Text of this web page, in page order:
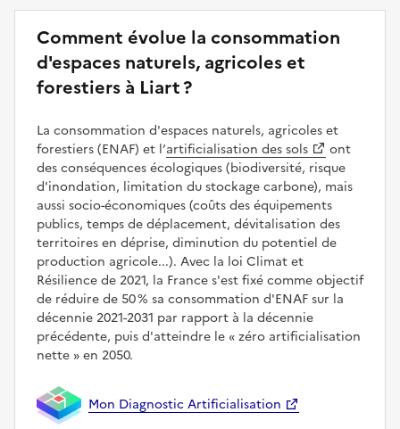
Comment évolue la consommation
d'espaces naturels, agricoles et
forestiers à Liart ?
La consommation d'espaces naturels, agricoles et
forestiers (ENAF) et l’artificialisation des sols
ont
des conséquences écologiques (biodiversité, risque
d'inondation, limitation du stockage carbone), mais
aussi socio-économiques (coûts des équipements
publics, temps de déplacement, dévitalisation des
territoires en déprise, diminution du potentiel de
production agricole...). Avec la loi Climat et
Résilience de 2021, la France s'est fixé comme objectif
de réduire de 50 % sa consommation d'ENAF sur la
décennie 2021-2031 par rapport à la décennie
précédente, puis d'atteindre le
zéro artificialisation
nette
en 2050.
Mon Diagnostic Artificialisation